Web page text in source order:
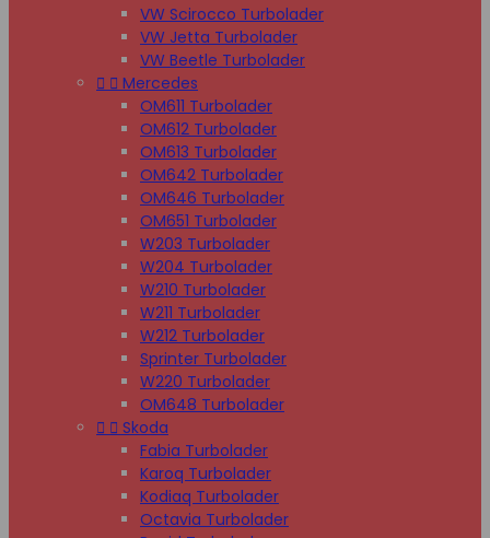
VW Scirocco Turbolader
VW Jetta Turbolader
VW Beetle Turbolader
  Mercedes
OM611 Turbolader
OM612 Turbolader
OM613 Turbolader
OM642 Turbolader
OM646 Turbolader
OM651 Turbolader
W203 Turbolader
W204 Turbolader
W210 Turbolader
W211 Turbolader
W212 Turbolader
Sprinter Turbolader
W220 Turbolader
OM648 Turbolader
  Skoda
Fabia Turbolader
Karoq Turbolader
Kodiaq Turbolader
Octavia Turbolader